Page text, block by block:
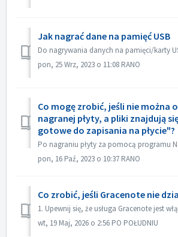
Jak nagrać dane na pamięć USB
pon, 25 Wrz, 2023 o 11:08 RANO
Co mogę zrobić, jeśli nie można
nagranej płyty, a pliki znajdują
gotowe do zapisania na płycie"?
pon, 16 Paź, 2023 o 10:37 RANO
Co zrobić, jeśli Gracenote nie
wt, 19 Maj, 2026 o 2:56 PO POŁUDNIU